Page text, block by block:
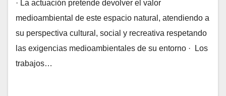
· La actuación pretende devolver el valor
medioambiental de este espacio natural, atendiendo a
su perspectiva cultural, social y recreativa respetando
las exigencias medioambientales de su entorno · Los
trabajos…